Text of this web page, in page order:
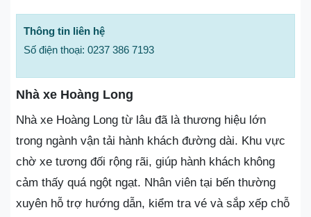
Thông tin liên hệ
Số điện thoại: 0237 386 7193
Nhà xe Hoàng Long
Nhà xe Hoàng Long từ lâu đã là thương hiệu lớn
trong ngành vận tải hành khách đường dài. Khu vực
chờ xe tương đối rộng rãi, giúp hành khách không
cảm thấy quá ngột ngạt. Nhân viên tại bến thường
xuyên hỗ trợ hướng dẫn, kiểm tra vé và sắp xếp chỗ